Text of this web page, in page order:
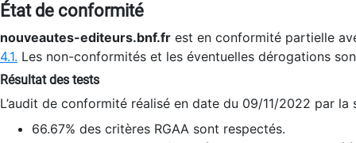
État de conformité
nouveautes-editeurs.bnf.fr est en conformité partielle
4.1. Les non-conformités et les éventuelles dérogations
Résultat des tests
L’audit de conformité réalisé en date du 09/11/2022 par
66.67% des critères RGAA sont respectés.